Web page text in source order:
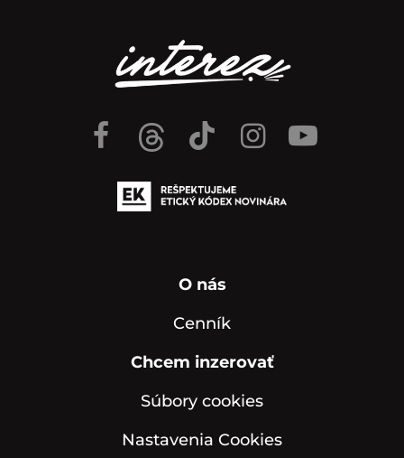
O nás
Cenník
Chcem inzerovať
Súbory cookies
Nastavenia Cookies